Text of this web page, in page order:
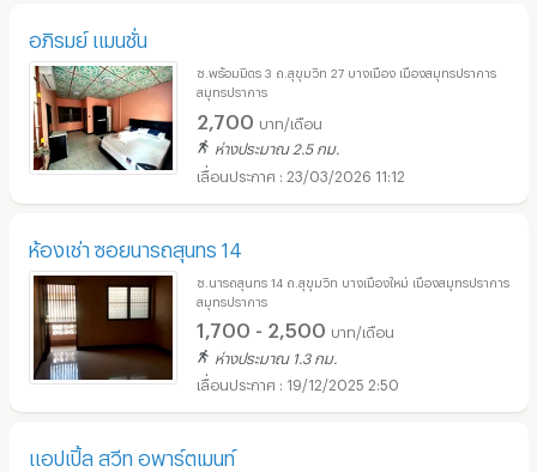
อภิรมย์ แมนชั่น
ซ.พร้อมมิตร 3 ถ.สุขุมวิท 27 บางเมือง เมืองสมุทรปราการ
สมุทรปราการ
2,700 บาท/เดือน
ห่างประมาณ 2.5 กม.
23/03/2026 11:12
ห้องเช่า ซอยนารถสุนทร 14
ซ.นารถสุนทร 14 ถ.สุขุมวิท บางเมืองใหม่ เมืองสมุทรปราการ
สมุทรปราการ
1,700 - 2,500 บาท/เดือน
ห่างประมาณ 1.3 กม.
19/12/2025 2:50
แอปเปิ้ล สวีท อพาร์ตเมนท์